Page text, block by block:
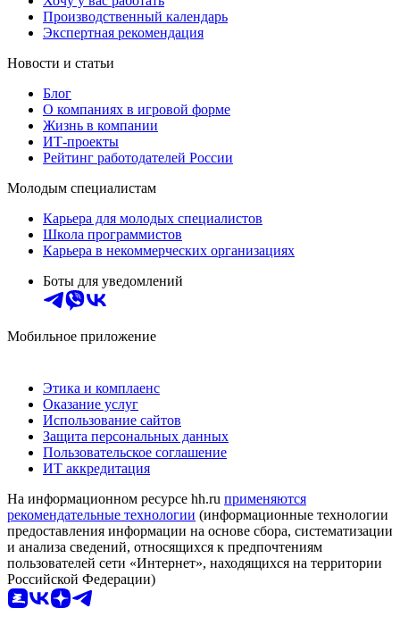
Производственный календарь
Экспертная рекомендация
Новости и статьи
Блог
О компаниях в игровой форме
Жизнь в компании
ИТ-проекты
Рейтинг работодателей России
Молодым специалистам
Карьера для молодых специалистов
Школа программистов
Карьера в некоммерческих организациях
Боты для уведомлений
Мобильное приложение
Этика и комплаенс
Оказание услуг
Использование сайтов
Защита персональных данных
Пользовательское соглашение
ИТ аккредитация
На информационном ресурсе hh.ru применяются
рекомендательные технологии (информационные технологии
предоставления информации на основе сбора, систематизации
и анализа сведений, относящихся к предпочтениям
пользователей сети «Интернет», находящихся на территории
Российской Федерации)